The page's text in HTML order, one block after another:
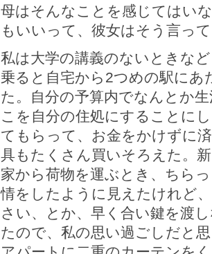
母はそんなことを感じてはい
もいいって、彼女はそう言っ
私は大学の講義のないときな
乗ると自宅から2つめの駅に
た。自分の予算内でなんとか
こを自分の住処にすることに
てもらって、お金をかけずに
具もたくさん買いそろえた。
家から荷物を運ぶとき、ちら
情をしたように見えたけれど
さい、とか、早く合い鍵を渡
たので、私の思い過ごしだと